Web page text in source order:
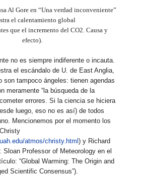
Al Gore en “Una verdad inconveniente”
el calentamiento global
que el incremento del CO2. Causa y
efecto).
no es siempre indiferente o incauta.
el escándalo de U. de East Anglia,
son tampoco ángeles: tienen agendas
meramente “la búsqueda de la
errores. Si la ciencia se hiciera
luego, eso no es así) de todos
Mencionemos por el momento los
atmos/christy.html) y Richard
Sloan Professor of Meteorology en el
“Global Warming: The Origin and
Scientific Consensus”).